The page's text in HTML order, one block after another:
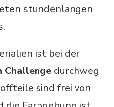
stundenlangen
ist bei der
Challenge durchweg
sind frei von